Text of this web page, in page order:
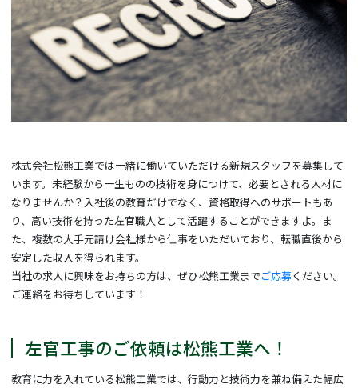
株式会社松熊工業では一緒に働いていただける新規スタッフを募集して
います。未経験から一生ものの技術を身につけて、必要とされる人材に
なりませんか？入社後の教育だけでなく、資格取得へのサポートもあ
り、高い技術を持った左官職人として活躍することができますよ。ま
た、複数の大手元請け会社様から仕事をいただいており、転職直後から
安定した収入を得られます。
当社の求人に興味をお持ちの方は、ぜひ松熊工業までご応募ください。
ご連絡をお待ちしています！
左官工事のご依頼は松熊工業へ！
教育に力を入れている松熊工業では、行動力と技術力を兼ね備えた幅広